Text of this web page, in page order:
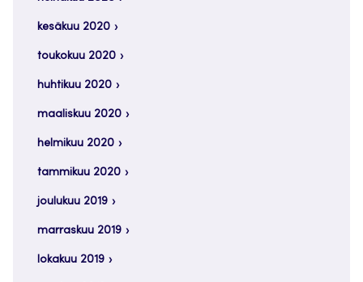
kesäkuu 2020
toukokuu 2020
huhtikuu 2020
maaliskuu 2020
helmikuu 2020
tammikuu 2020
joulukuu 2019
marraskuu 2019
lokakuu 2019